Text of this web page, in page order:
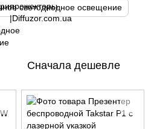
светодиодное освещение
Сначала дешевле